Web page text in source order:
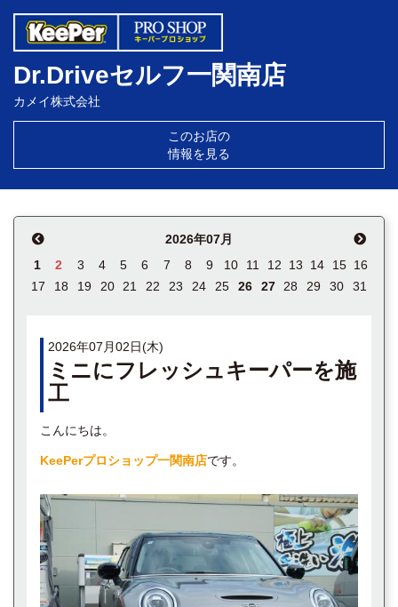
Dr.Driveセルフ一関南店
カメイ株式会社
このお店の
情報を見る
2026年07月
1
2 3 4 5 6 7 8 9 10 11 12 13 14 15 16
17
18 19 20 21 22 23 24 25 26 27 28 29 30 31
2026年07月02日(木)
ミニにフレッシュキーパーを施
工
こんにちは。
KeePerプロショップ一関南店です。